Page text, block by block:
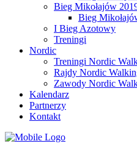
Bieg Mikołajów
Bieg
I Bieg Azotowy
Treningi
Nordic
Treningi Nordic
Rajdy Nordic
Zawody Nordic
Kalendarz
Partnerzy
Kontakt